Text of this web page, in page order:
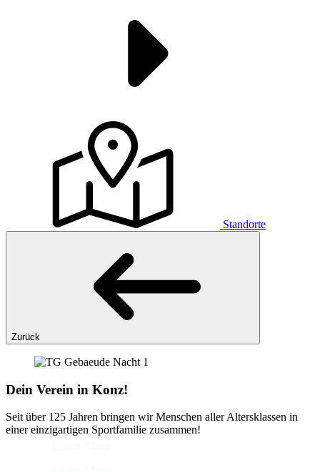
Standorte
Zurück
Dein Verein in Konz!
Seit über 125 Jahren bringen wir Menschen aller Altersklassen in
einer einzigartigen Sportfamilie zusammen!